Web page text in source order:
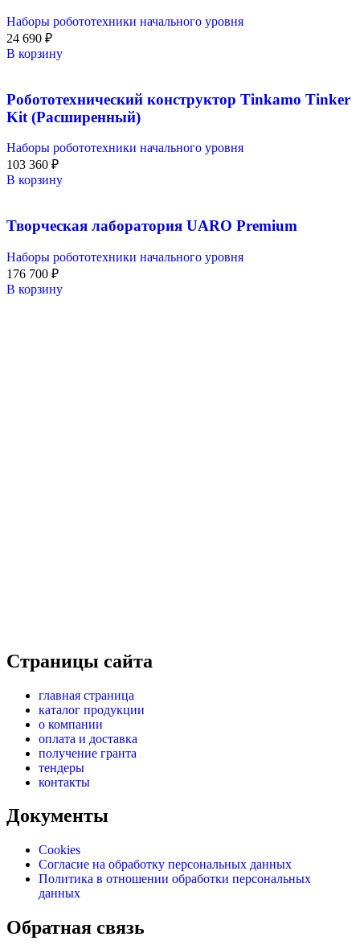
Наборы робототехники начального уровня
24 690 ₽
В корзину
Робототехнический конструктор Tinkamo Tinker
Kit (Расширенный)
Наборы робототехники начального уровня
103 360 ₽
В корзину
Творческая лаборатория UARO Premium
Наборы робототехники начального уровня
176 700 ₽
В корзину
Страницы сайта
главная страница
каталог продукции
о компании
оплата и доставка
получение гранта
тендеры
контакты
Документы
Cookies
Согласие на обработку персональных данных
Политика в отношении обработки персональных
данных
Обратная связь